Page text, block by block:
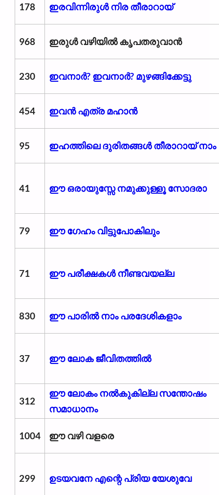
178 ഇരവിന്നിരുൾ നിര തീരാറായ്
968 ഇരുൾ വഴിയിൽ കൃപതരുവാൻ
230 ഇവനാർ? ഇവനാർ? മുഴങ്ങിക്കേട്ടു
454 ഇവൻ എത്ര മഹാൻ
95 ഇഹത്തിലെ ദുരിതങ്ങൾ തീരാറായ് നാം
41 ഈ ഒരായുസ്സേ നമുക്കുള്ളൂ സോദരാ
79 ഈ ഗേഹം വിട്ടുപോകിലും
71 ഈ പരീക്ഷകള്‍ നീണ്ടവയല്ല
830 ഈ പാരിൽ നാം പരദേശികളാം
37 ഈ ലോക ജീവിതത്തില്‍
312
ഈ ലോകം നൽകുകില്ല സന്തോഷം
സമാധാനം
1004 ഈ വഴി വളരെ
299 ഉടയവനേ എന്റെ പ്രിയ യേശുവേ